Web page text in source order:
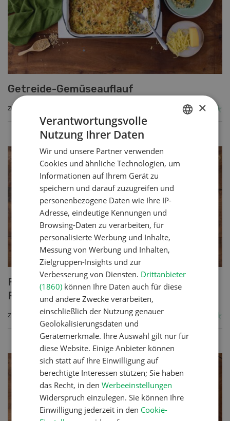
Getreide-Gemüseauflauf
ZUM REZEPT
Poulet mit Spinat-Dörrtomaten-
Rahmsauce
ZUM REZEPT
×
Verantwortungsvolle
Nutzung Ihrer Daten
Wir und unsere Partner verwenden
Cookies und ähnliche Technologien, um
Informationen auf Ihrem Gerät zu
speichern und darauf zuzugreifen und
personenbezogene Daten wie Ihre IP-
Adresse, eindeutige Kennungen und
Browsing-Daten zu verarbeiten, für
personalisierte Werbung und Inhalte,
Messung von Werbung und Inhalten,
Zielgruppen-Insights und zur
Verbesserung von Diensten. Drittanbieter
(1860) können Ihre Daten auch für diese
und andere Zwecke verarbeiten,
einschließlich der Nutzung genauer
Geolokalisierungsdaten und
Gerätemerkmale. Ihre Auswahl gilt nur für
diese Website. Einige Anbieter können
sich statt auf Ihre Einwilligung auf
berechtigte Interessen stützen; Sie haben
das Recht, in denWerbeeinstellungen
Widerspruch einzulegen. Sie können Ihre
Einwilligung jederzeit in den Cookie-